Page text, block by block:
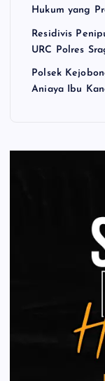
Hukum yang
Residivis
URC Polres
Polsek
Aniaya Ibu